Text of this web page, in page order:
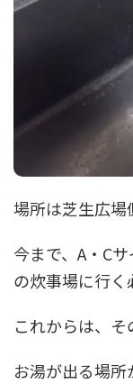
場所は芝生広場
今まで、A・C
の炊事場に行
これからは、そ
お湯が出る場